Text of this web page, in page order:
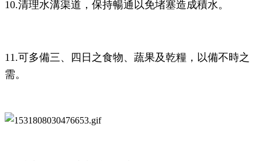
10.清理水溝渠道，保持暢通以免堵塞造成積水。
11.可多備三、四日之食物、蔬果及乾糧，以備不時之
需。